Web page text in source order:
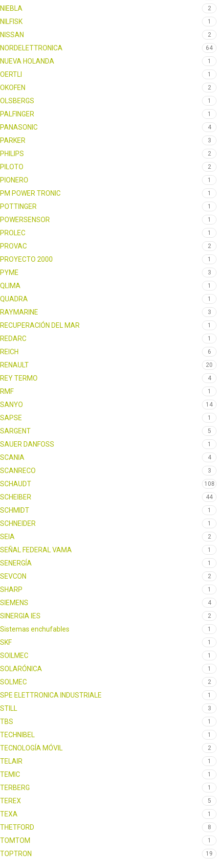
NIEBLA 2
NILFISK 1
NISSAN 2
NORDELETTRONICA 64
NUEVA HOLANDA 1
OERTLI 1
OKOFEN 2
OLSBERGS 1
PALFINGER 1
PANASONIC 4
PARKER 3
PHILIPS 2
PILOTO 2
PIONERO 1
PM POWER TRONIC 1
POTTINGER 1
POWERSENSOR 1
PROLEC 1
PROVAC 2
PROYECTO 2000 1
PYME 3
QLIMA 1
QUADRA 1
RAYMARINE 3
RECUPERACIÓN DEL MAR 1
REDARC 1
REICH 6
RENAULT 20
REY TERMO 4
RMF 1
SANYO 14
SAPSE 1
SARGENT 5
SAUER DANFOSS 1
SCANIA 4
SCANRECO 3
SCHAUDT 108
SCHEIBER 44
SCHMIDT 1
SCHNEIDER 1
SEIA 2
SEÑAL FEDERAL VAMA 1
SENERGÍA 1
SEVCON 2
SHARP 1
SIEMENS 4
SINERGIA IES 2
Sistemas enchufables 1
SKF 1
SOILMEC 1
SOLARÓNICA 1
SOLMEC 2
SPE ELETTRONICA INDUSTRIALE 1
STILL 3
TBS 1
TECHNIBEL 1
TECNOLOGÍA MÓVIL 2
TELAIR 1
TEMIC 1
TERBERG 1
TEREX 5
TEXA 1
THETFORD 8
TOMTOM 1
TOPTRON 19